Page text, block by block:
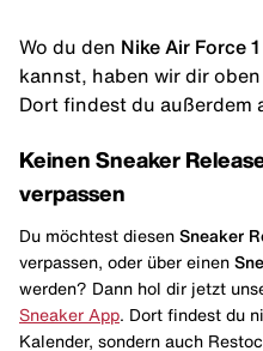
Wo du den Nike Air Force
kannst, haben wir dir
Dort findest du außerdem
Keinen Sneaker
verpassen
Du möchtest diesen Sneaker
verpassen, oder über einen
werden? Dann hol dir jetzt
Sneaker App . Dort findest du
Kalender, sondern auch